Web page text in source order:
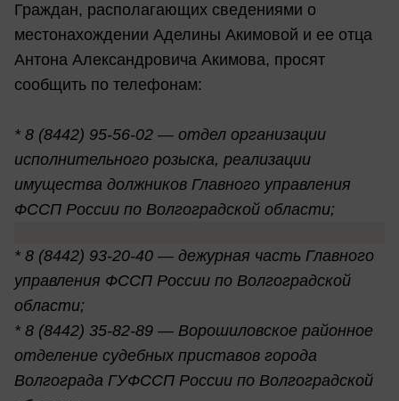
Граждан, располагающих сведениями о
местонахождении Аделины Акимовой и ее отца
Антона Александровича Акимова, просят
сообщить по телефонам:
* 8 (8442) 95-56-02 — отдел организации
исполнительного розыска, реализации
имущества должников Главного управления
ФССП России по Волгоградской области;
* 8 (8442) 93-20-40 — дежурная часть Главного
управления ФССП России по Волгоградской
области;
* 8 (8442) 35-82-89 — Ворошиловское районное
отделение судебных приставов города
Волгограда ГУФССП России по Волгоградской